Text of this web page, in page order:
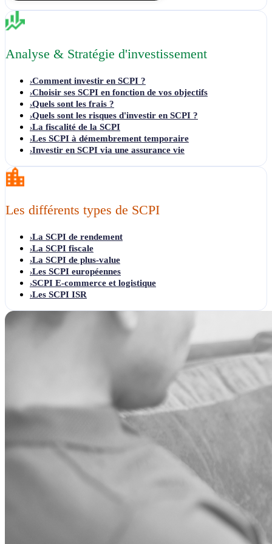
Analyse & Stratégie d'investissement
›Comment investir en SCPI ?
›Choisir ses SCPI en fonction de vos objectifs
›Quels sont les frais ?
›Quels sont les risques d'investir en SCPI ?
›La fiscalité de la SCPI
›Les SCPI à démembrement temporaire
›Investir en SCPI via une assurance vie
Les différents types de SCPI
›La SCPI de rendement
›La SCPI fiscale
›La SCPI de plus-value
›Les SCPI européennes
›SCPI E-commerce et logistique
›Les SCPI ISR